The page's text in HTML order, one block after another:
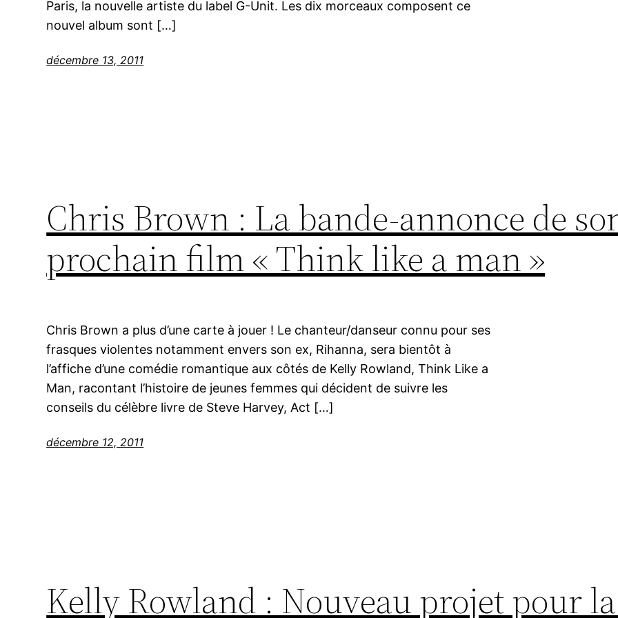
Paris, la nouvelle artiste du label G-Unit. Les dix morceaux composent ce
nouvel album sont […]
décembre 13, 2011
Chris Brown : La bande-annonce de
prochain film « Think like a man »
Chris Brown a plus d’une carte à jouer ! Le chanteur/danseur connu pour ses
frasques violentes notamment envers son ex, Rihanna, sera bientôt à
l’affiche d’une comédie romantique aux côtés de Kelly Rowland, Think Like a
Man, racontant l’histoire de jeunes femmes qui décident de suivre les
conseils du célèbre livre de Steve Harvey, Act […]
décembre 12, 2011
Kelly Rowland : Nouveau projet pour